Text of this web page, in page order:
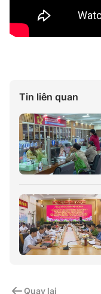
Tin liên quan
Quay lại